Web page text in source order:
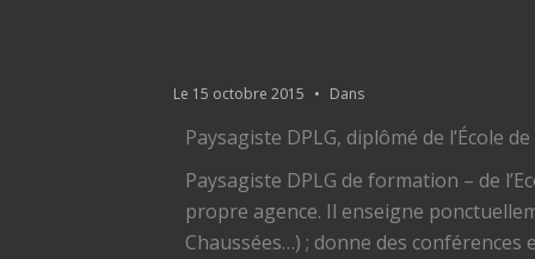
Le 15 octobre 2015 • Dans
Paysagiste DPLG, diplômé de l’École
Paysagiste DPLG de formation – de
propre agence. Il enseigne
Chaussées…) ; donne des